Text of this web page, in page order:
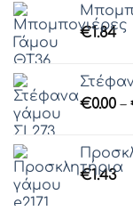
€1.84
€0.00 –
€1.43